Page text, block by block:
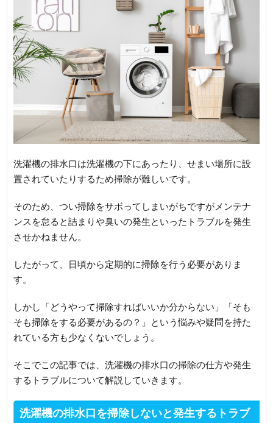
洗濯機の排水口は洗濯機の下にあったり、せまい場所に設
置されていたりするため掃除が難しいです。
そのため、つい掃除をサボってしまいがちですがメンテナ
ンスを怠ると詰まりや臭いの発生といったトラブルを発生
させかねません。
したがって、日頃から定期的に掃除を行う必要がありま
す。
しかし「どうやって掃除すればいいか分からない」「そも
そも掃除をする必要があるの？」という悩みや疑問を持た
れている方も少なくないでしょう。
そこでこの記事では、洗濯機の排水口の掃除の仕方や発生
するトラブルについて解説していきます。
洗濯機の排水口を掃除しないと発生するトラブ